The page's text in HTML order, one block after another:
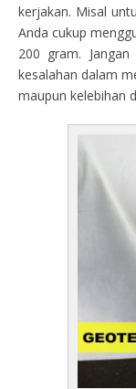
kerjakan. Misal
Anda cukup
200 gram.
kesalahan dalam
maupun kelebihan